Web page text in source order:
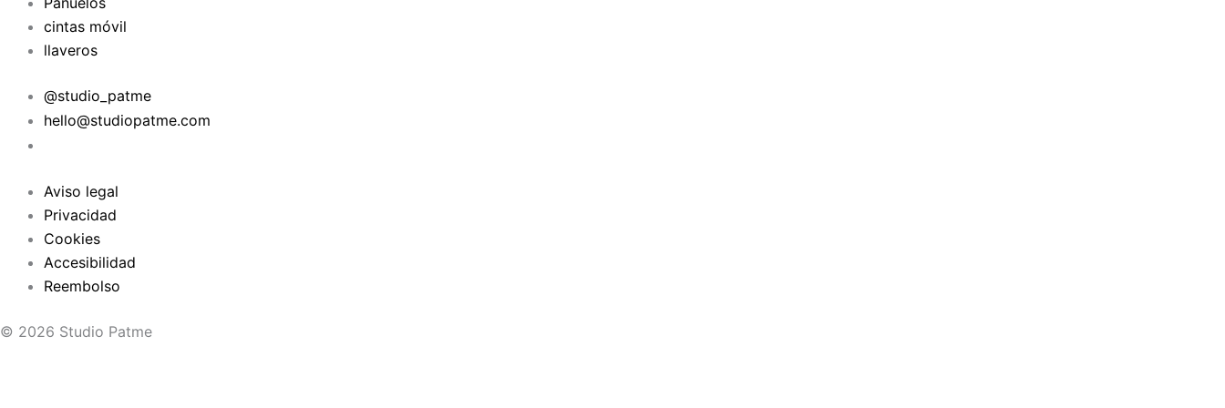
cintas móvil
llaveros
@studio_patme
hello@studiopatme.com
Aviso legal
Privacidad
Cookies
Accesibilidad
Reembolso
© 2026 Studio Patme